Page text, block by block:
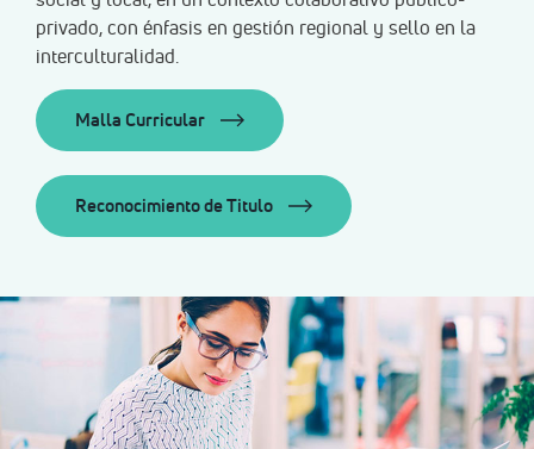
privado, con énfasis en gestión regional y sello en la
interculturalidad.
Malla Curricular
Reconocimiento de Titulo